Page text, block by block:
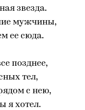
звезда.
мужчины,
ее сюда.
позднее,
тел,
с нею,
я хотел.